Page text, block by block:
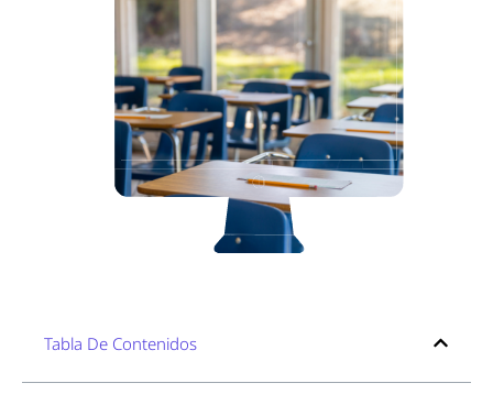
Tabla De Contenidos